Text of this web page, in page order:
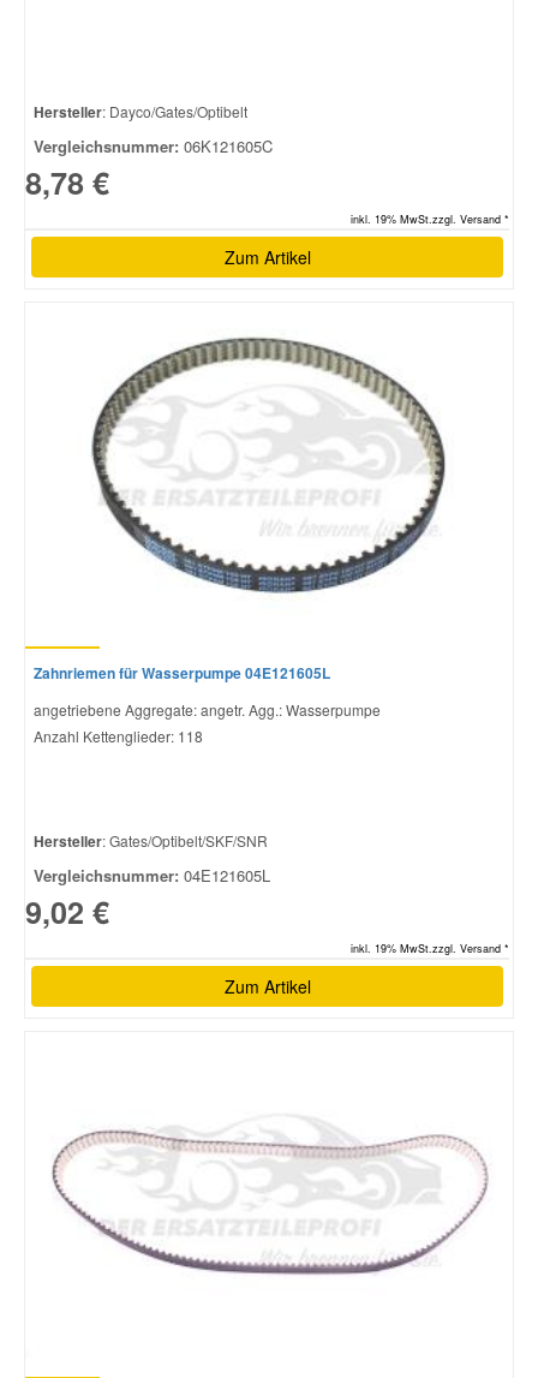
Hersteller: Dayco/Gates/Optibelt
Vergleichsnummer: 06K121605C
8,78 €
inkl. 19% MwSt.zzgl. Versand *
Zum Artikel
Zahnriemen für Wasserpumpe 04E121605L
angetriebene Aggregate: angetr. Agg.: Wasserpumpe
Anzahl Kettenglieder: 118
Hersteller: Gates/Optibelt/SKF/SNR
Vergleichsnummer: 04E121605L
9,02 €
inkl. 19% MwSt.zzgl. Versand *
Zum Artikel